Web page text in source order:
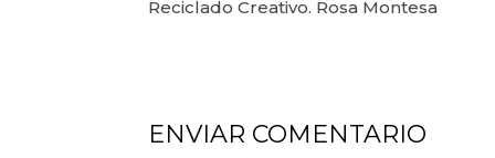
Reciclado Creativo. Rosa Montesa
ENVIAR COMENTARIO